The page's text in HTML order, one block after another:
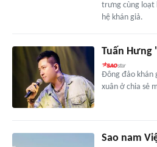
trưng cùng loạt
hệ khán giả.
Tuấn Hưng
Đông đảo khán
xuân ở chia sẻ
Sao nam